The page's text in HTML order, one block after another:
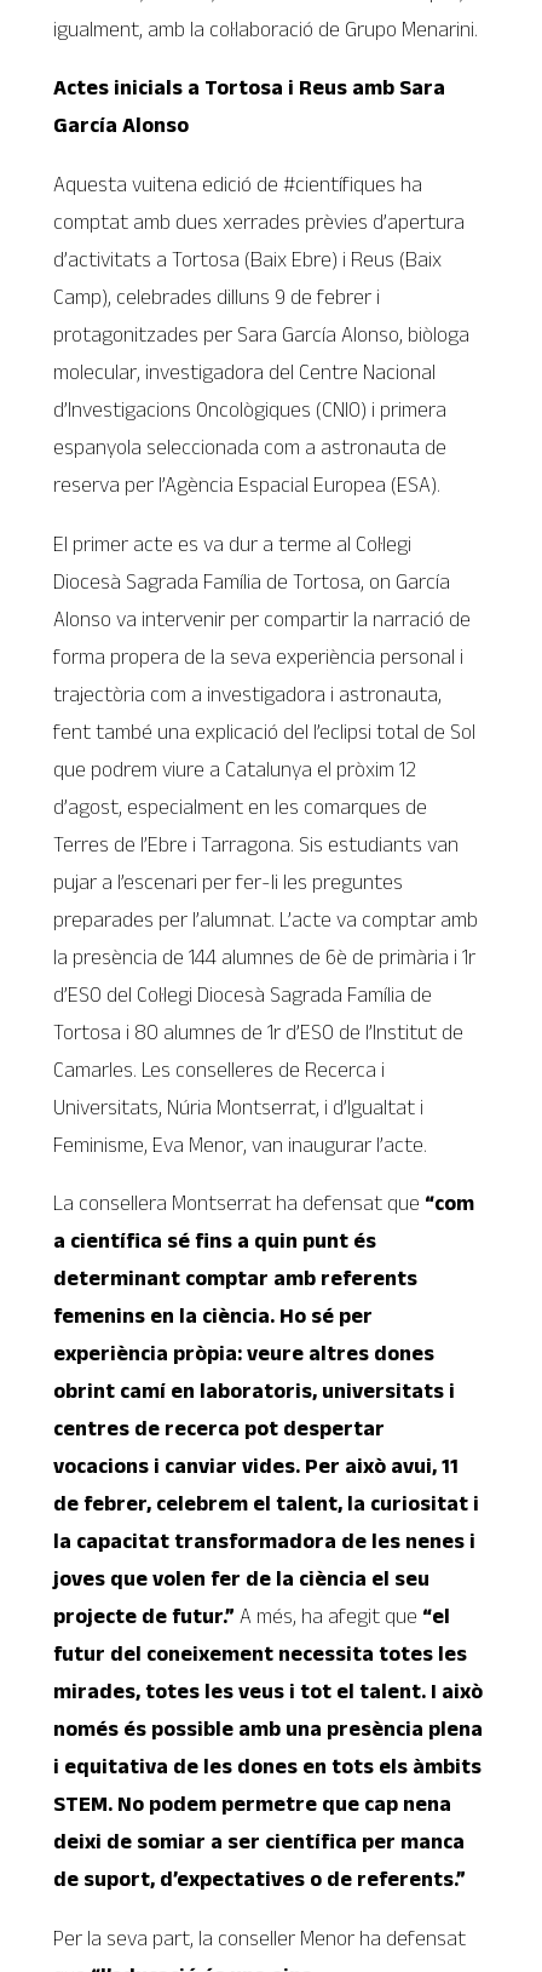
igualment, amb la col·laboració de Grupo Menarini.
Actes inicials a Tortosa i Reus amb Sara
García Alonso
Aquesta vuitena edició de #científiques ha
comptat amb dues xerrades prèvies d’apertura
d’activitats a Tortosa (Baix Ebre) i Reus (Baix
Camp), celebrades dilluns 9 de febrer i
protagonitzades per Sara García Alonso, biòloga
molecular, investigadora del Centre Nacional
d’Investigacions Oncològiques (CNIO) i primera
espanyola seleccionada com a astronauta de
reserva per l’Agència Espacial Europea (ESA).
El primer acte es va dur a terme al Col·legi
Diocesà Sagrada Família de Tortosa, on García
Alonso va intervenir per compartir la narració de
forma propera de la seva experiència personal i
trajectòria com a investigadora i astronauta,
fent també una explicació del l’eclipsi total de Sol
que podrem viure a Catalunya el pròxim 12
d’agost, especialment en les comarques de
Terres de l’Ebre i Tarragona. Sis estudiants van
pujar a l’escenari per fer-li les preguntes
preparades per l’alumnat. L’acte va comptar amb
la presència de 144 alumnes de 6è de primària i 1r
d’ESO del Col·legi Diocesà Sagrada Família de
Tortosa i 80 alumnes de 1r d’ESO de l’Institut de
Camarles. Les conselleres de Recerca i
Universitats, Núria Montserrat, i d’Igualtat i
Feminisme, Eva Menor, van inaugurar l’acte.
La consellera Montserrat ha defensat que “com
a científica sé fins a quin punt és
determinant comptar amb referents
femenins en la ciència. Ho sé per
experiència pròpia: veure altres dones
obrint camí en laboratoris, universitats i
centres de recerca pot despertar
vocacions i canviar vides. Per això avui, 11
de febrer, celebrem el talent, la curiositat i
la capacitat transformadora de les nenes i
joves que volen fer de la ciència el seu
projecte de futur.” A més, ha afegit que “el
futur del coneixement necessita totes les
mirades, totes les veus i tot el talent. I això
només és possible amb una presència plena
i equitativa de les dones en tots els àmbits
STEM. No podem permetre que cap nena
deixi de somiar a ser científica per manca
de suport, d’expectatives o de referents.”
Per la seva part, la conseller Menor ha defensat